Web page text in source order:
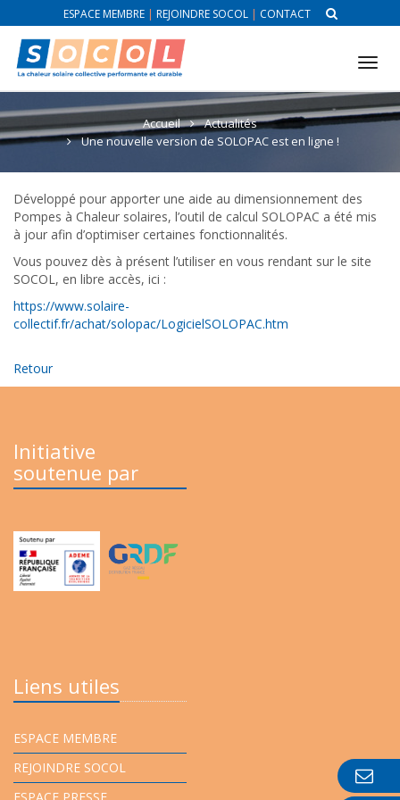
ESPACE MEMBRE| REJOINDRE SOCOL| CONTACT
Accueil
Actualités
Une nouvelle version de SOLOPAC est en ligne !
Développé pour apporter une aide au dimensionnement des
Pompes à Chaleur solaires, l’outil de calcul SOLOPAC a été mis
à jour afin d’optimiser certaines fonctionnalités.
Vous pouvez dès à présent l’utiliser en vous rendant sur le site
SOCOL, en libre accès, ici :
https://www.solaire-
collectif.fr/achat/solopac/LogicielSOLOPAC.htm
Retour
Initiative
soutenue par
Liens utiles
ESPACE MEMBRE
REJOINDRE SOCOL